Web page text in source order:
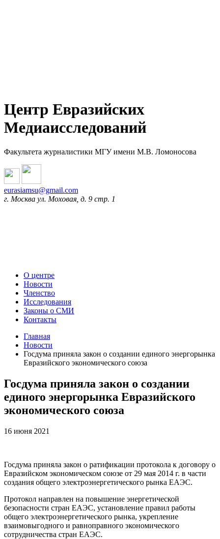
Центр Евразийских
Медиаисследований
Факультета журналистики МГУ имени М.В. Ломоносова
eurasiamsu@gmail.com
г. Москва ул. Моховая, д. 9 стр. 1
О центре
Новости
Членство
Исследования
Законы о СМИ
Контакты
Главная
Новости
Госдума приняла закон о создании единого энергорынка
Евразийского экономического союза
Госдума приняла закон о создании
единого энергорынка Евразийского
экономического союза
16 июня 2021
Госдума приняла закон о ратификации протокола к договору о
Евразийском экономическом союзе от 29 мая 2014 г. в части
создания общего электроэнергетического рынка ЕАЭС.
Протокол направлен на повышение энергетической
безопасности стран ЕАЭС, установление правил работы
общего электроэнергетического рынка, укрепление
взаимовыгодного и равноправного экономического
сотрудничества стран ЕАЭС​​​.